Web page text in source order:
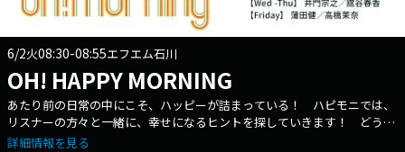
6/2火08:30-08:55エフエム石川
OH! HAPPY MORNING
あたり前の日常の中にこそ、ハッピーが詰まっている！ ハピモニでは、
リスナーの方々と一緒に、幸せになるヒントを探していきます！ どうか
今日が、ハッピーな一日となりますように♪ 番組Webサイト：
詳細情報を見る